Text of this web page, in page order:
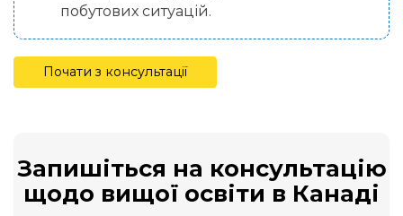
побутових ситуацій.
Почати з консультації
Запишіться на консультацію
щодо вищої освіти в Канаді